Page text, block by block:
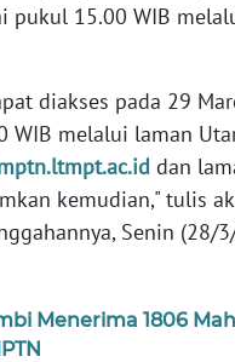
pukul 15.00 WIB
diakses pada 29
WIB melalui laman
dan
kemudian," tulis
Senin (28/
Menerima 1806